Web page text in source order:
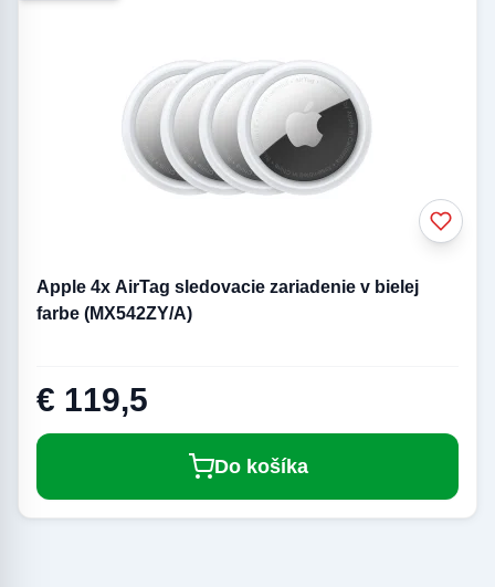
Apple 4x AirTag sledovacie zariadenie v bielej
farbe (MX542ZY/A)
€ 119,5
Do košíka